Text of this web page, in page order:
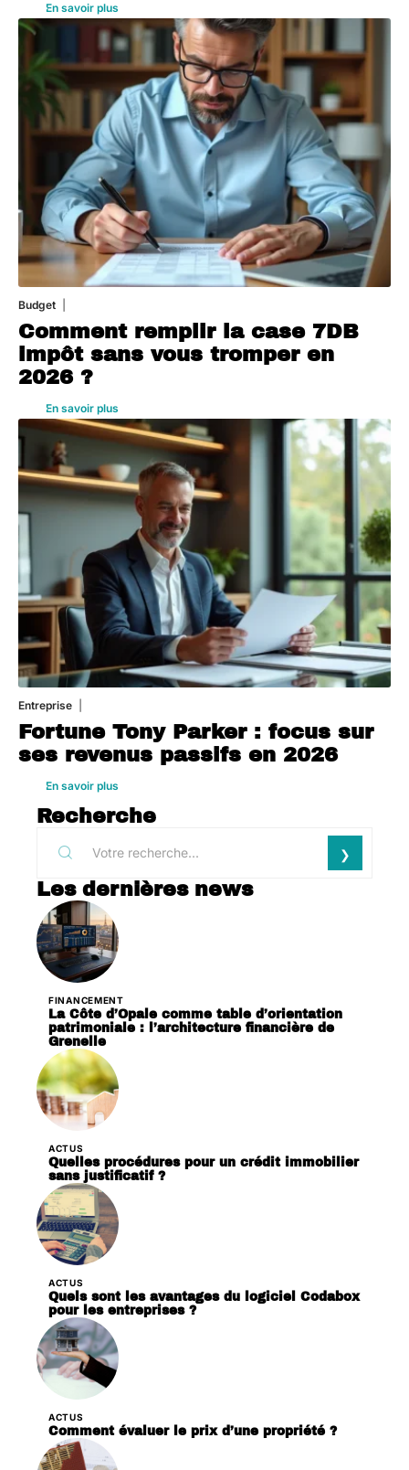
En savoir plus
Budget
Comment remplir la case 7DB
impôt sans vous tromper en
2026 ?
En savoir plus
Entreprise
Fortune Tony Parker : focus sur
ses revenus passifs en 2026
En savoir plus
Recherche
Les dernières news
FINANCEMENT
La Côte d’Opale comme table d’orientation
patrimoniale : l’architecture financière de
Grenelle
ACTUS
Quelles procédures pour un crédit immobilier
sans justificatif ?
ACTUS
Quels sont les avantages du logiciel Codabox
pour les entreprises ?
ACTUS
Comment évaluer le prix d’une propriété ?